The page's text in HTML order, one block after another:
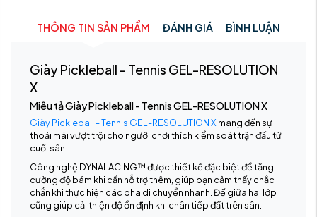
THÔNG TIN SẢN PHẨM ĐÁNH GIÁ BÌNH LUẬN
Giày Pickleball - Tennis GEL-RESOLUTION
X
Miêu tả Giày Pickleball - Tennis GEL-RESOLUTION X
Giày Pickleball - Tennis GEL-RESOLUTION X mang đến sự
thoải mái vượt trội cho người chơi thích kiểm soát trận đấu từ
cuối sân.
Công nghệ DYNALACING™ được thiết kế đặc biệt để tăng
cường độ bám khi cần hỗ trợ thêm, giúp bạn cảm thấy chắc
chắn khi thực hiện các pha di chuyển nhanh. Đế giữa hai lớp
cũng giúp cải thiện độ ổn định khi chân tiếp đất trên sân.